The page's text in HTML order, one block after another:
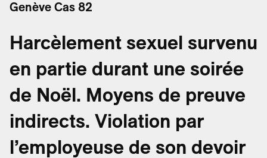
Genève Cas 82
Harcèlement sexuel survenu
en partie durant une soirée
de Noël. Moyens de preuve
indirects. Violation par
l’employeuse de son devoir